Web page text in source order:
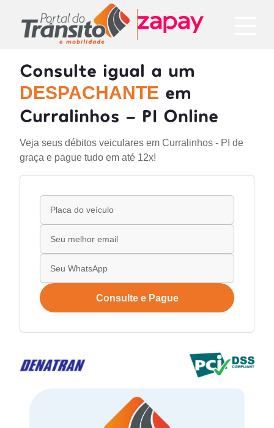
Consulte igual a um
DESPACHANTE em
Curralinhos - PI Online
Veja seus débitos veiculares em Curralinhos - PI de
graça e pague tudo em até 12x!
Consulte e Pague